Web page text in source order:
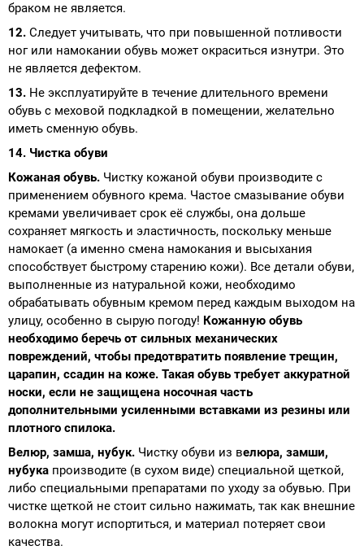
браком не является.
12. Следует учитывать, что при повышенной потливости
ног или намокании обувь может окраситься изнутри. Это
не является дефектом.
13. Не эксплуатируйте в течение длительного времени
обувь с меховой подкладкой в помещении, желательно
иметь сменную обувь.
14. Чистка обуви
Кожаная обувь. Чистку кожаной обуви производите с
применением обувного крема. Частое смазывание обуви
кремами увеличивает срок её службы, она дольше
сохраняет мягкость и эластичность, поскольку меньше
намокает (а именно смена намокания и высыхания
способствует быстрому старению кожи). Все детали обуви,
выполненные из натуральной кожи, необходимо
обрабатывать обувным кремом перед каждым выходом на
улицу, особенно в сырую погоду! Кожанную обувь
необходимо беречь от сильных механических
повреждений, чтобы предотвратить появление трещин,
царапин, ссадин на коже. Такая обувь требует аккуратной
носки, если не защищена носочная часть
дополнительными усиленными вставками из резины или
плотного спилока.
Велюр, замша, нубук. Чистку обуви из велюра, замши,
нубука производите (в сухом виде) специальной щеткой,
либо специальными препаратами по уходу за обувью. При
чистке щеткой не стоит сильно нажимать, так как внешние
волокна могут испортиться, и материал потеряет свои
качества.